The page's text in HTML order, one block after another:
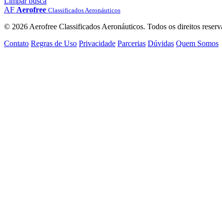
AF Aerofree Classificados Aeronáuticos
© 2026 Aerofree Classificados Aeronáuticos. Todos os direitos
Contato Regras de Uso Privacidade Parcerias Dúvidas Quem Somos